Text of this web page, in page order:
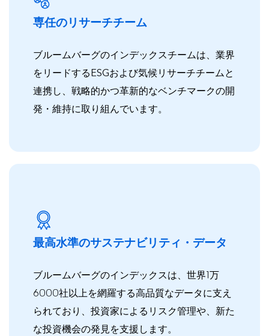
専任のリサーチチーム
ブルームバーグのインデックスチームは、業界
をリードするESGおよび気候リサーチチームと
連携し、戦略的かつ革新的なベンチマークの開
発・維持に取り組んでいます。
最高水準のサステナビリティ・データ
ブルームバーグのインデックスは、世界1万
6000社以上を網羅する高品質なデータに支え
られており、投資家によるリスク管理や、新た
な投資機会の発見を支援します。